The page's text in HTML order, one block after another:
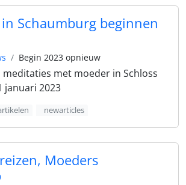
Schaumburg beginnen
Begin 2023 opnieuw
met moeder in Schloss
januari 2023
newarticles
Moeders